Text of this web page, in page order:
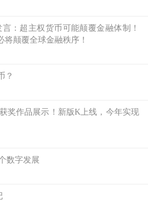
：超主权货币可能颠覆金融体制！
颠覆全球金融秩序！
？
奖作品展示！新版K上线，今年实现
数字发展